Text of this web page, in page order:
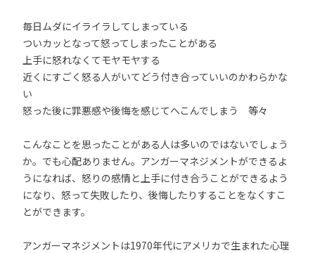
毎日ムダにイライラしてしまっている
ついカッとなって怒ってしまったことがある
上手に怒れなくてモヤモヤする
近くにすごく怒る人がいてどう付き合っていいのかわらかな
い
怒った後に罪悪感や後悔を感じてへこんでしまう 等々
こんなことを思ったことがある人は多いのではないでしょう
か。でも心配ありません。アンガーマネジメントができるよ
うになれば、怒りの感情と上手に付き合うことができるよう
になり、怒って失敗したり、後悔したりすることをなくすこ
とができます。
アンガーマネジメントは1970年代にアメリカで生まれた心理